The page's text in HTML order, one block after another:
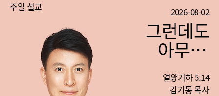
주일 설교 2026-08-02
그런데도
아무 일
없었다
열왕기하 5:14
김기동 목사